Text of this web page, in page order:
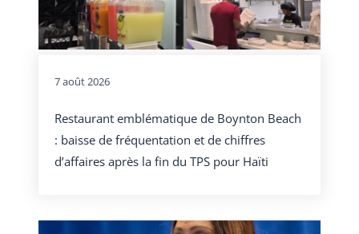
7 août 2026
Restaurant emblématique de Boynton Beach
: baisse de fréquentation et de chiffres
d’affaires après la fin du TPS pour Haïti